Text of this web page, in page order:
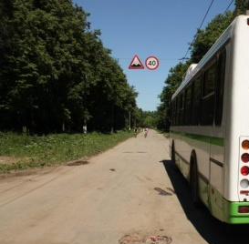
Перейти к основному содержанию